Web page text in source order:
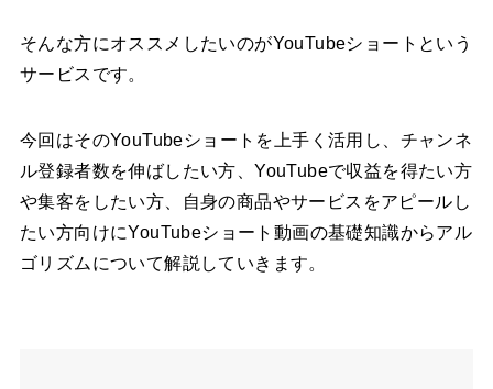
そんな方にオススメしたいのがYouTubeショートという
サービスです。
今回はそのYouTubeショートを上手く活用し、チャンネ
ル登録者数を伸ばしたい方、YouTubeで収益を得たい方
や集客をしたい方、自身の商品やサービスをアピールし
たい方向けにYouTubeショート動画の基礎知識からアル
ゴリズムについて解説していきます。